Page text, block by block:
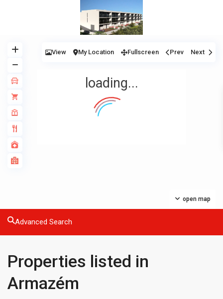
loading...
open map
View My Location Fullscreen Prev Next
Advanced Search
Properties listed in
Armazém